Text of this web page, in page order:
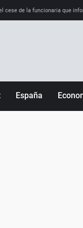
cese de la funcionaria que
España